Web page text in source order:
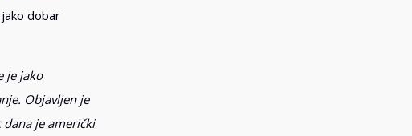
dobar
je jako
Objavljen je
je američki